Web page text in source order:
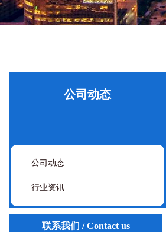
公司动态
公司动态
行业资讯
联系我们 / Contact us